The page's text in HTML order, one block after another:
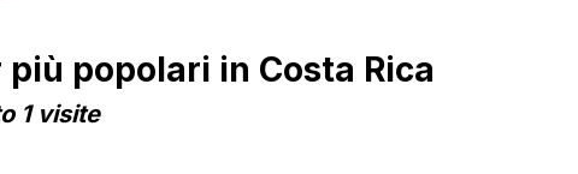
popolari in Costa Rica
1 visite